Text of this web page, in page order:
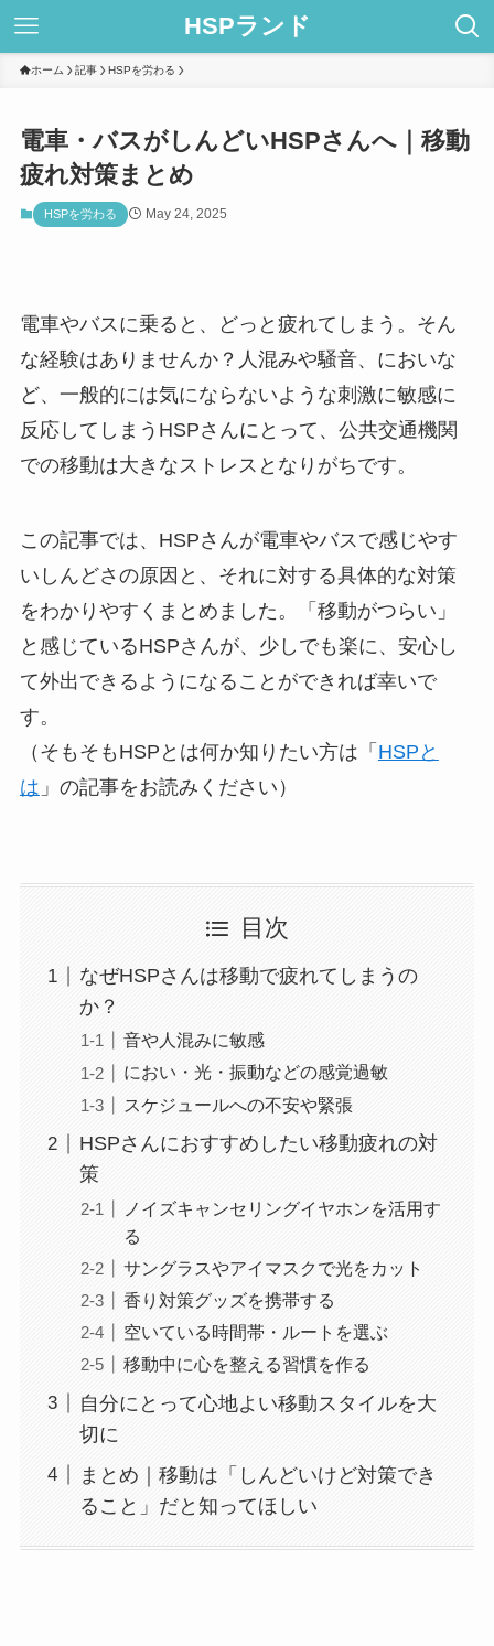
HSPランド
ホーム 記事 HSPを労わる
電車・バスがしんどいHSPさんへ｜移動
疲れ対策まとめ
HSPを労わる May 24, 2025
電車やバスに乗ると、どっと疲れてしまう。そん
な経験はありませんか？人混みや騒音、においな
ど、一般的には気にならないような刺激に敏感に
反応してしまうHSPさんにとって、公共交通機関
での移動は大きなストレスとなりがちです。
この記事では、HSPさんが電車やバスで感じやす
いしんどさの原因と、それに対する具体的な対策
をわかりやすくまとめました。「移動がつらい」
と感じているHSPさんが、少しでも楽に、安心し
て外出できるようになることができれば幸いで
す。
（そもそもHSPとは何か知りたい方は「 HSPと
は 」の記事をお読みください）
目次
なぜHSPさんは移動で疲れてしまうの
か？
音や人混みに敏感
におい・光・振動などの感覚過敏
スケジュールへの不安や緊張
HSPさんにおすすめしたい移動疲れの対
策
ノイズキャンセリングイヤホンを活用す
る
サングラスやアイマスクで光をカット
香り対策グッズを携帯する
空いている時間帯・ルートを選ぶ
移動中に心を整える習慣を作る
自分にとって心地よい移動スタイルを大
切に
まとめ｜移動は「しんどいけど対策でき
ること」だと知ってほしい